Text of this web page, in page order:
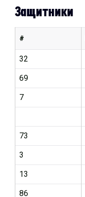
Защитники
#
32
69
7
73
3
13
86